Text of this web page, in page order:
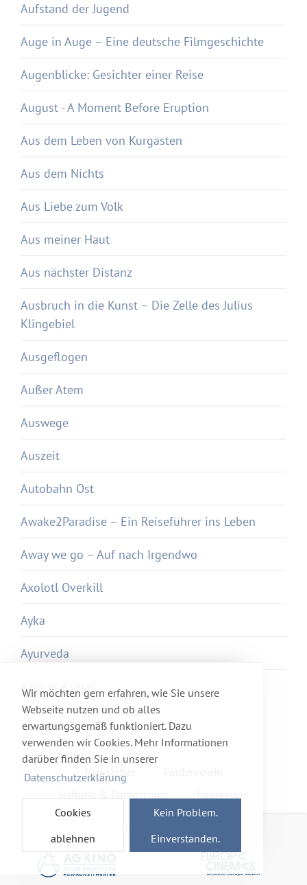
Wir möchten gern erfahren, wie Sie unsere
Webseite nutzen und ob alles
erwartungsgemäß funktioniert. Dazu
verwenden wir Cookies. Mehr Informationen
darüber finden Sie in unserer
Datenschutzerklärung
Cookies
ablehnen
Kein Problem.
Einverstanden.
Aufstand der Jugend
Auge in Auge – Eine deutsche Filmgeschichte
Augenblicke: Gesichter einer Reise
August - A Moment Before Eruption
Aus dem Leben von Kurgästen
Aus dem Nichts
Aus Liebe zum Volk
Aus meiner Haut
Aus nächster Distanz
Ausbruch in die Kunst – Die Zelle des Julius
Klingebiel
Ausgeflogen
Außer Atem
Auswege
Auszeit
Autobahn Ost
Awake2Paradise – Ein Reiseführer ins Leben
Away we go – Auf nach Irgendwo
Axolotl Overkill
Ayka
Ayurveda
Azur et Asmar
Newsletter